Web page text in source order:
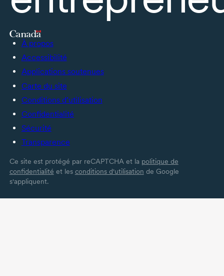
À propos
Accessibilité
Applications soutenues
Carte du site
Conditions d’utilisation
Confidentialité
Sécurité
Transparence
Ce site est protégé par reCAPTCHA et la politique de
confidentialité et les conditions d'utilisation de Google
s'appliquent.